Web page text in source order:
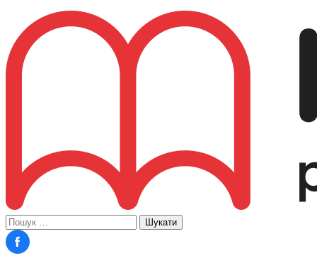
Пошук: